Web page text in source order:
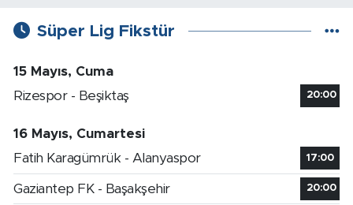
Süper Lig Fikstür
15 Mayıs, Cuma
Rizespor - Beşiktaş
20:00
16 Mayıs, Cumartesi
Fatih Karagümrük - Alanyaspor
17:00
Gaziantep FK - Başakşehir 20:00